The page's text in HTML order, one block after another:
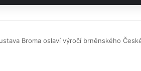
Broma oslaví výročí brněnského